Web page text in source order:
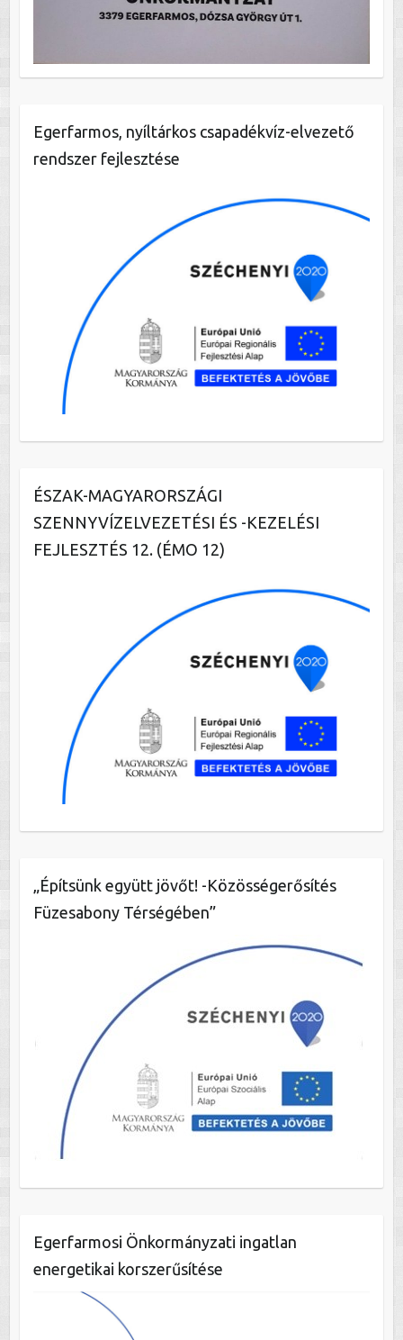
Egerfarmos, nyíltárkos csapadékvíz-elvezető
rendszer fejlesztése
ÉSZAK-MAGYARORSZÁGI
SZENNYVÍZELVEZETÉSI ÉS -KEZELÉSI
FEJLESZTÉS 12. (ÉMO 12)
„Építsünk együtt jövőt! -Közösségerősítés
Füzesabony Térségében”
Egerfarmosi Önkormányzati ingatlan
energetikai korszerűsítése